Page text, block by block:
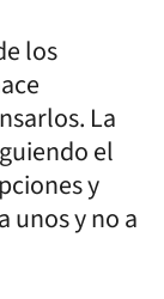
los
La
el
y
unos y no a